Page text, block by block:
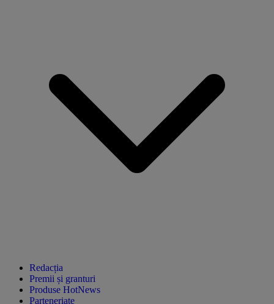
Redacția
Premii și granturi
Produse HotNews
Parteneriate